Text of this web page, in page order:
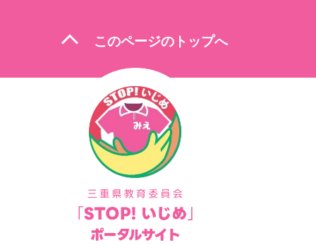
expand_less このページのトップへ